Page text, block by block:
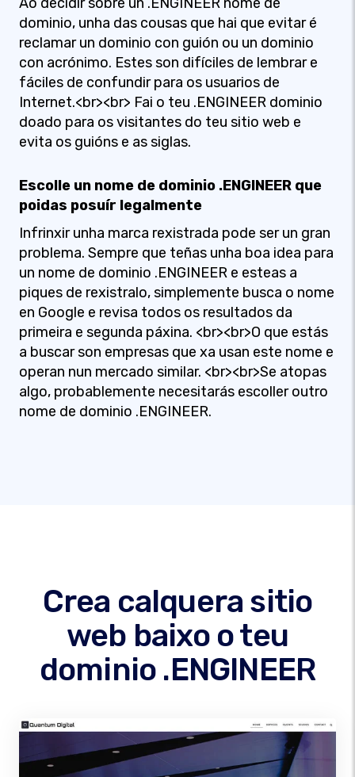
dominio, unha das cousas que hai que evitar é
reclamar un dominio con guión ou un dominio
con acrónimo. Estes son difíciles de lembrar e
fáciles de confundir para os usuarios de
Internet.<br><br> Fai o teu .ENGINEER dominio
doado para os visitantes do teu sitio web e
evita os guións e as siglas.
Escolle un nome de dominio .ENGINEER que
poidas posuír legalmente
Infrinxir unha marca rexistrada pode ser un gran
problema. Sempre que teñas unha boa idea para
un nome de dominio .ENGINEER e esteas a
piques de rexistralo, simplemente busca o nome
en Google e revisa todos os resultados da
primeira e segunda páxina. <br><br>O que estás
a buscar son empresas que xa usan este nome e
operan nun mercado similar. <br><br>Se atopas
algo, probablemente necesitarás escoller outro
nome de dominio .ENGINEER.
Crea calquera sitio
web baixo o teu
dominio .ENGINEER